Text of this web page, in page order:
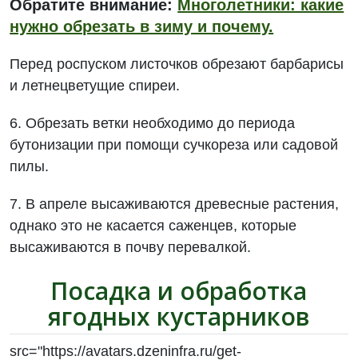
Обратите внимание: Многолетники: какие
нужно обрезать в зиму и почему.
Перед роспуском листочков обрезают барбарисы
и летнецветущие спиреи.
6. Обрезать ветки необходимо до периода
бутонизации при помощи сучкореза или садовой
пилы.
7. В апреле высаживаются древесные растения,
однако это не касается саженцев, которые
высаживаются в почву перевалкой.
Посадка и обработка
ягодных кустарников
src="https://avatars.dzeninfra.ru/get-